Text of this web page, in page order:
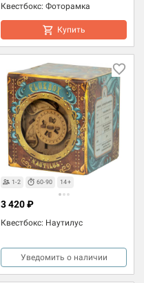
Квестбокс: Фоторамка
Купить
1-2 60-90 14+
Квестбокс: Наутилус
3 420 ₽
Уведомить о наличии